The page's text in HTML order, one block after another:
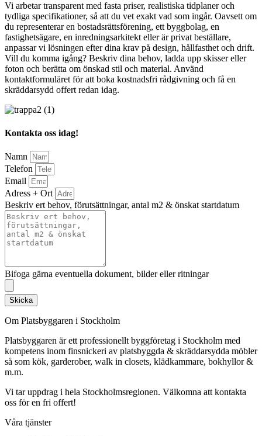
Vi arbetar transparent med fasta priser, realistiska tidplaner och
tydliga specifikationer, så att du vet exakt vad som ingår. Oavsett om
du representerar en bostadsrättsförening, ett byggbolag, en
fastighetsägare, en inredningsarkitekt eller är privat beställare,
anpassar vi lösningen efter dina krav på design, hållfasthet och drift.
Vill du komma igång? Beskriv dina behov, ladda upp skisser eller
foton och berätta om önskad stil och material. Använd
kontaktformuläret för att boka kostnadsfri rådgivning och få en
skräddarsydd offert redan idag.
Kontakta oss idag!
Namn
Telefon
Email
Adress + Ort
Beskriv ert behov, förutsättningar, antal m2 & önskat startdatum
Bifoga gärna eventuella dokument, bilder eller ritningar
Skicka
Om Platsbyggaren i Stockholm
Platsbyggaren är ett professionellt byggföretag i Stockholm med
kompetens inom finsnickeri av platsbyggda & skräddarsydda möbler
så som kök, garderober, walk in closets, klädkammare, bokhyllor &
m.m.
Vi tar uppdrag i hela Stockholmsregionen. Välkomna att kontakta
oss för en fri offert!
Våra tjänster